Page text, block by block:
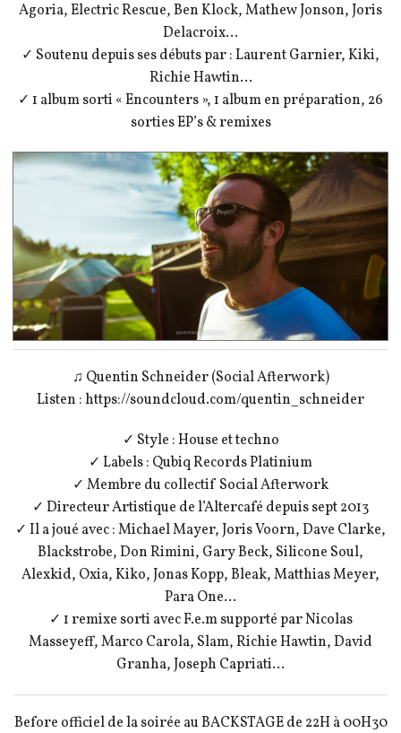
Agoria, Electric Rescue, Ben Klock, Mathew Jonson, Joris
Delacroix…
✓ Soutenu depuis ses débuts par : Laurent Garnier, Kiki,
Richie Hawtin…
✓ 1 album sorti « Encounters », 1 album en préparation, 26
sorties EP’s & remixes
♫ Quentin Schneider (Social Afterwork)
Listen : https://soundcloud.com/quentin_schneider
✓ Style : House et techno
✓ Labels : Qubiq Records Platinium
✓ Membre du collectif Social Afterwork
✓ Directeur Artistique de l’Altercafé depuis sept 2013
✓ Il a joué avec : Michael Mayer, Joris Voorn, Dave Clarke,
Blackstrobe, Don Rimini, Gary Beck, Silicone Soul,
Alexkid, Oxia, Kiko, Jonas Kopp, Bleak, Matthias Meyer,
Para One…
✓ 1 remixe sorti avec F.e.m supporté par Nicolas
Masseyeff, Marco Carola, Slam, Richie Hawtin, David
Granha, Joseph Capriati…
Before officiel de la soirée au BACKSTAGE de 22H à 00H30